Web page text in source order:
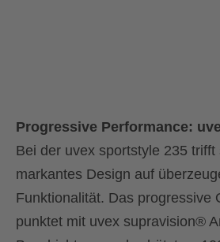
Progressive Performance:
Bei der uvex sportstyle 235 trifft
markantes Design auf
Funktionalität. Das progressive
punktet mit uvex supravision®